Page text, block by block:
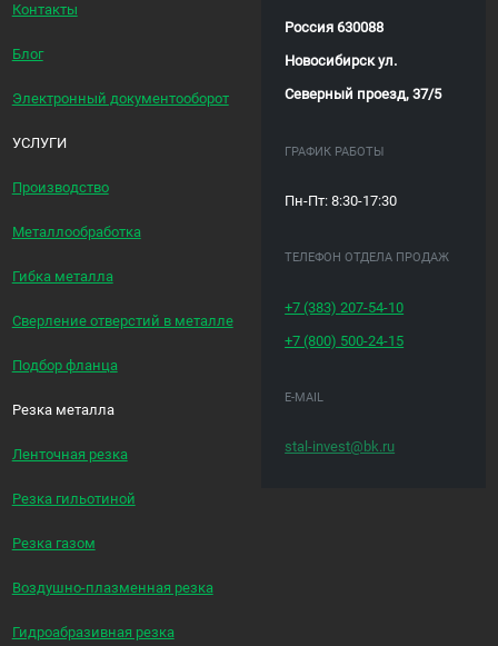
Контакты
Блог
Электронный документооборот
УСЛУГИ
Производство
Металлообработка
Гибка металла
Сверление отверстий в металле
Подбор фланца
Резка металла
Ленточная резка
Резка гильотиной
Резка газом
Воздушно-плазменная резка
Гидроабразивная резка
Россия 630088
Новосибирск ул.
Северный проезд, 37/5
ГРАФИК РАБОТЫ
Пн-Пт: 8:30-17:30
ТЕЛЕФОН ОТДЕЛА ПРОДАЖ
+7 (383)207-54-10
+7 (800) 500-24-15
E-MAIL
stal-invest@bk.ru